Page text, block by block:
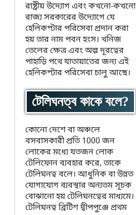
রাষ্ট্রীয় উদ্যোগ এবং কখনো-কখনো
রাজ্য সরকারের উদ্যোগে যে
হেলিকপ্টার পরিসেবা প্রদান করা
হয় তার নাম পবন হংস। খনিজ
তেলের ক্ষেত্র এবং অল্প দূরত্বের
পাহাড়ি পথে যাতায়াতের জন্য এই
হেলিকপ্টার পরিসেবা চালু আছে।
টেলিঘনত্ব কাকে বলে?
কোনো দেশে বা অঞ্চলে
বসবাসকারী প্রতি 1000 জন
লোকের মধ্যে যতজন লোক
টেলিফোন ব্যবহার করে, তাকে
টেলিঘনত্ব বলে। আধুনিক বা উন্নত
যোগাযোগ ব্যবস্থার অন্যতম সূচক
বোঝানো হয় টেলিঘনত্বের মাধ্যমে।
টেলিঘনত্ব ব্রিটিশ দ্বীপপুঞ্জে প্রথম